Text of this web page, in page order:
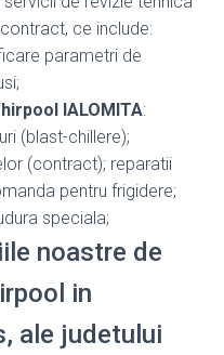
ce include:
parametri de
IALOMITA:
(blast-chillere);
(contract); reparatii
pentru frigidere;
speciala;
noastre de
in
ale judetului